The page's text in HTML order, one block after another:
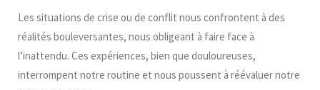
Les situations de crise ou de conflit nous confrontent à des
réalités bouleversantes, nous obligeant à faire face à
l’inattendu. Ces expériences, bien que douloureuses,
interrompent notre routine et nous poussent à réévaluer notre